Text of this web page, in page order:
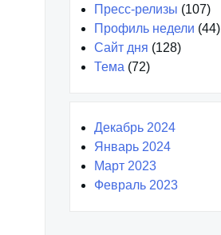
Пресс-релизы (107)
Профиль недели (44)
Сайт дня (128)
Тема (72)
Декабрь 2024
Январь 2024
Март 2023
Февраль 2023